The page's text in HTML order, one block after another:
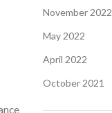
November 2022
May 2022
April 2022
October 2021